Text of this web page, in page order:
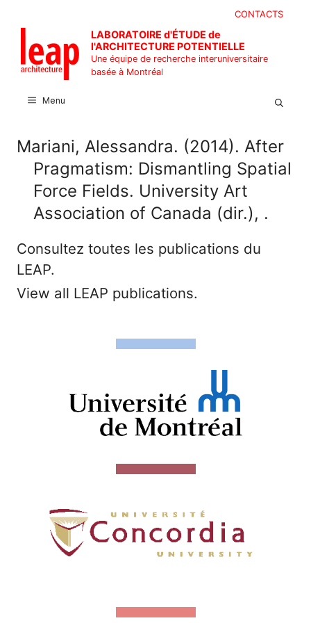
contenu
CONTACTS
LABORATOIRE d'ÉTUDE de
l'ARCHITECTURE POTENTIELLE
Une équipe de recherche interuniversitaire
basée à Montréal
Menu
Mariani, Alessandra. (2014). After
Pragmatism: Dismantling Spatial
Force Fields. University Art
Association of Canada (dir.), .
Consultez toutes les publications du
LEAP.
View all LEAP publications.